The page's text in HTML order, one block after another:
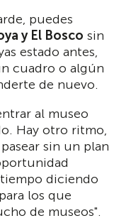
puedes
y El Bosco sin
estado antes,
cuadro o algún
de nuevo.
al museo
Hay otro ritmo,
sin un plan
diciendo
los que
de museos".